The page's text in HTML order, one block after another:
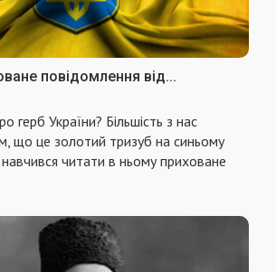
повідомлення від...
України? Більшість з нас
що це золотий тризуб на синьому
читати в ньому приховане